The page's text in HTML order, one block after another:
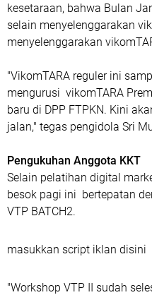
kesetaraan, bahwa Bulan
selain menyelenggarakan
menyelenggarakan
"VikomTARA reguler ini
mengurusi vikomTARA
baru di DPP FTPKN. Kini
jalan," tegas pengidola Sri
Pengukuhan Anggota KKT
Selain pelatihan digital
besok pagi ini bertepatan
VTP BATCH2.
masukkan script iklan disini
"Workshop VTP II sudah